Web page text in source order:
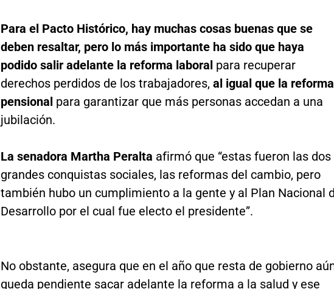
Para el Pacto Histórico, hay muchas cosas buenas que se
deben resaltar, pero lo más importante ha sido que haya
podido salir adelante la reforma laboral para recuperar
derechos perdidos de los trabajadores, al igual que la reforma
pensional para garantizar que más personas accedan a una
jubilación.
La senadora Martha Peralta afirmó que “estas fueron las dos
grandes conquistas sociales, las reformas del cambio, pero
también hubo un cumplimiento a la gente y al Plan Nacional
Desarrollo por el cual fue electo el presidente”.
No obstante, asegura que en el año que resta de gobierno
queda pendiente sacar adelante la reforma a la salud y ese